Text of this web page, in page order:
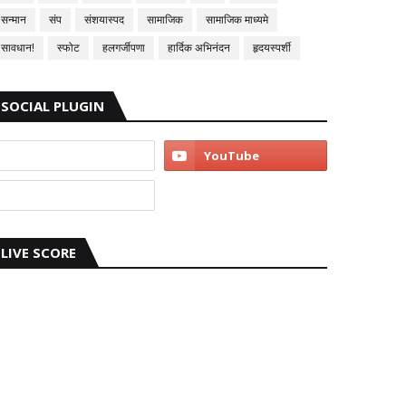
सन्मान
संप संशयास्पद सामाजिक
सामाजिक माध्यमे
सावधान!
स्फोट हलगर्जीपणा हार्दिक अभिनंदन हृदयस्पर्शी
SOCIAL PLUGIN
LIVE SCORE